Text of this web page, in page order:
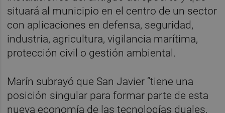
situará al municipio en el centro de un sector
con aplicaciones en defensa, seguridad,
industria, agricultura, vigilancia marítima,
protección civil o gestión ambiental.
Marín subrayó que San Javier “tiene una
posición singular para formar parte de esta
nueva economía de las tecnologías duales,